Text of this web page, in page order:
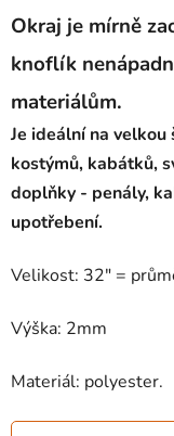
Okraj je mírně
knoflík
materiálům.
Je ideální na
kostýmů, kabátků,
doplňky - penály,
upotřebení.
Velikost: 32" =
Výška: 2mm
Materiál: polyester.